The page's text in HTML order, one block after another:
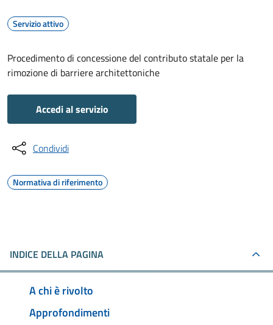
Servizio attivo
Procedimento di concessione del contributo statale per la
rimozione di barriere architettoniche
Accedi al servizio
Condividi
Normativa di riferimento
INDICE DELLA PAGINA
A chi è rivolto
Approfondimenti